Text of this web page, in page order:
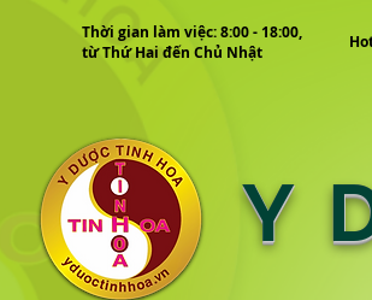
Thời gian làm việc: 8:00 - 18:00,
từ Thứ Hai đến Chủ Nhật
Y